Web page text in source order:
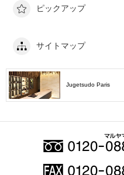
ピックアップ
サイトマップ
Jugetsudo Paris